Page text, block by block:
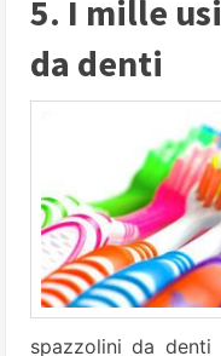
5. I mille
da denti
spazzolini da